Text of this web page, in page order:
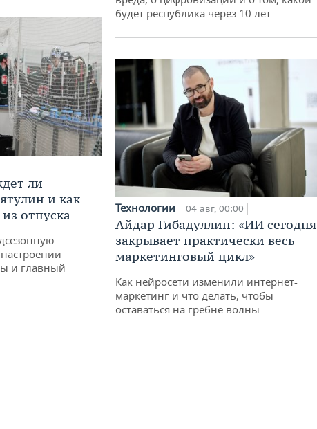
ли
и как
отпуска
и главный
будет республика через 10 лет
Технологии 04 авг, 00:00
Айдар Гибадуллин: «ИИ сегодня
закрывает практически весь
маркетинговый цикл»
Как нейросети изменили интернет-
маркетинг и что делать, чтобы
оставаться на гребне волны